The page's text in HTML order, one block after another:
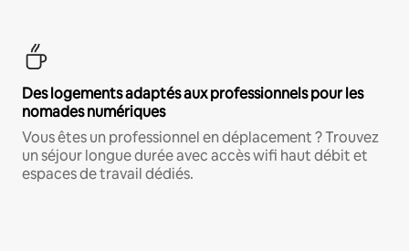
Des logements adaptés aux professionnels pour les
nomades numériques
Vous êtes un professionnel en déplacement ? Trouvez
un séjour longue durée avec accès wifi haut débit et
espaces de travail dédiés.